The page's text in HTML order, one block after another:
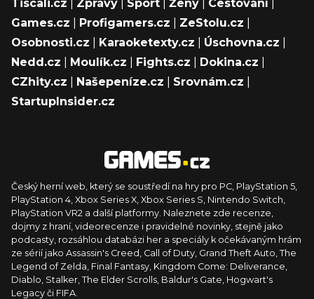
Tiscali.cz Zprávy Sport Ženy Cestování|
Games.cz
Profigamers.cz ZeStolu.cz
Osobnosti.cz
Karaoketexty.cz Úschovna.cz
Nedd.cz
Moulík.cz Fights.cz Dokina.cz
CZhity.cz
Našepeníze.cz Srovnám.cz
StartupInsider.cz
Český herní web, který se soustředí na hry pro PC, PlayStation 5,
PlayStation 4, Xbox Series X, Xbox Series S, Nintendo Switch,
PlayStation VR2 a další platformy. Naleznete zde recenze,
dojmy z hraní, videorecenze i pravidelné novinky, stejně jako
podcasty, rozsáhlou databázi her a speciály k očekávaným hrám
ze sérií jako Assassin's Creed, Call of Duty, Grand Theft Auto, The
Legend of Zelda, Final Fantasy, Kingdom Come: Deliverance,
Diablo, Stalker, The Elder Scrolls, Baldur's Gate, Hogwart's
Legacy či FIFA.